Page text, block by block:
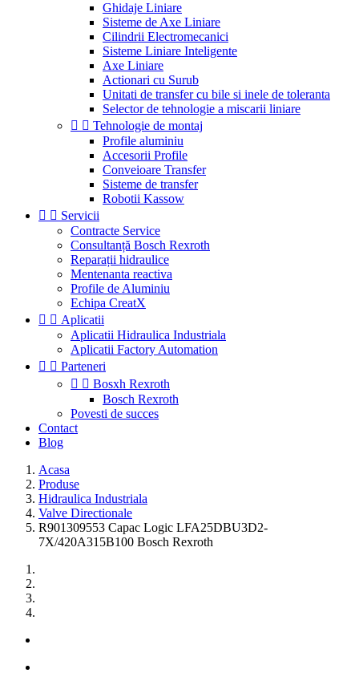
Ghidaje Liniare
Sisteme de Axe Liniare
Cilindrii Electromecanici
Sisteme Liniare Inteligente
Axe Liniare
Actionari cu Surub
Unitati de transfer cu bile si inele de toleranta
Selector de tehnologie a miscarii liniare
  Tehnologie de montaj
Profile aluminiu
Accesorii Profile
Conveioare Transfer
Sisteme de transfer
Robotii Kassow
  Servicii
Contracte Service
Consultanță Bosch Rexroth
Reparații hidraulice
Mentenanta reactiva
Profile de Aluminiu
Echipa CreatX
  Aplicatii
Aplicatii Hidraulica Industriala
Aplicatii Factory Automation
  Parteneri
  Bosxh Rexroth
Bosch Rexroth
Povesti de succes
Contact
Blog
Acasa
Produse
Hidraulica Industriala
Valve Directionale
R901309553 Capac Logic LFA25DBU3D2-
7X/420A315B100 Bosch Rexroth